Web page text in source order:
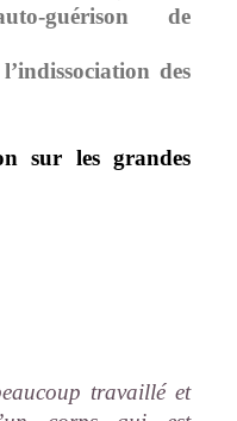
guérison de
des
sur les grandes
travaillé et